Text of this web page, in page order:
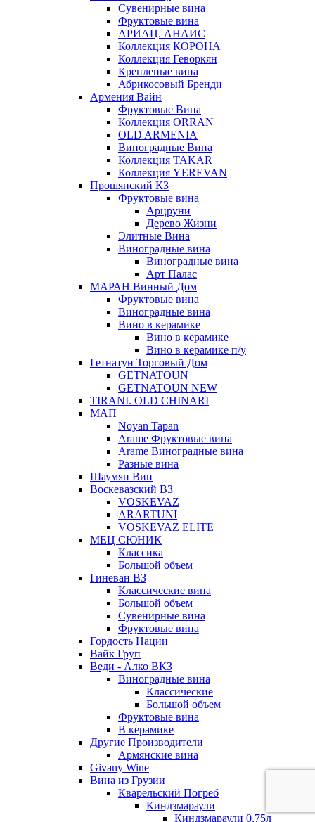
Сувенирные вина
Фруктовые вина
АРИАЦ. АНАИС
Коллекция КОРОНА
Коллекция Геворкян
Крепленые вина
Абрикосовый Бренди
Армения Вайн
Фруктовые Вина
Коллекция ORRAN
OLD ARMENIA
Виноградные Вина
Коллекция TAKAR
Коллекция YEREVAN
Прошянский КЗ
Фруктовые вина
Арцруни
Дерево Жизни
Элитные Вина
Виноградные вина
Виноградные вина
Арт Палас
МАРАН Винный Дом
Фруктовые вина
Виноградные вина
Вино в керамике
Вино в керамике
Вино в керамике п/у
Гетнатун Торговый Дом
GETNATOUN
GETNATOUN NEW
TIRANI. OLD CHINARI
МАП
Noyan Tapan
Arame Фруктовые вина
Arame Виноградные вина
Разные вина
Шаумян Вин
Воскевазский ВЗ
VOSKEVAZ
ARARTUNI
VOSKEVAZ ELITE
МЕЦ СЮНИК
Классика
Большой объем
Гиневан ВЗ
Классические вина
Большой объем
Сувенирные вина
Фруктовые вина
Гордость Нации
Вайк Груп
Веди - Алко ВКЗ
Виноградные вина
Классические
Большой объем
Фруктовые вина
В керамике
Другие Производители
Армянские вина
Givany Wine
Вина из Грузии
Кварельский Погреб
Киндзмараули
Киндзмараули 0,75л